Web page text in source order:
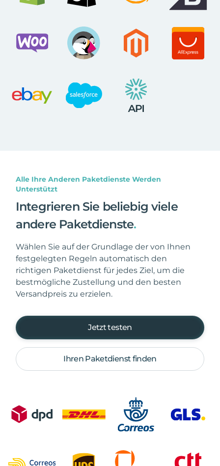
Alle Ihre Anderen Paketdienste Werden
Unterstützt
Integrieren Sie beliebig viele
andere Paketdienste.
Wählen Sie auf der Grundlage der von Ihnen
festgelegten Regeln automatisch den
richtigen Paketdienst für jedes Ziel, um die
bestmögliche Zustellung und den besten
Versandpreis zu erzielen.
Jetzt testen
Ihren Paketdienst finden